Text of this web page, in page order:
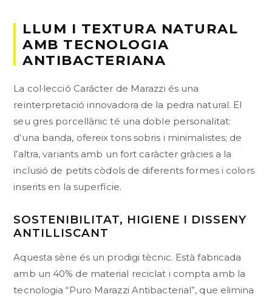
LLUM I TEXTURA NATURAL
AMB TECNOLOGIA
ANTIBACTERIANA
La col·lecció Carácter de Marazzi és una
reinterpretació innovadora de la pedra natural. El
seu gres porcellànic té una doble personalitat:
d’una banda, ofereix tons sobris i minimalistes; de
l’altra, variants amb un fort caràcter gràcies a la
inclusió de petits còdols de diferents formes i colors
inserits en la superfície.
SOSTENIBILITAT, HIGIENE I DISSENY
ANTILLISCANT
Aquesta sèrie és un prodigi tècnic. Està fabricada
amb un 40% de material reciclat i compta amb la
tecnologia “Puro Marazzi Antibacterial”, que elimina